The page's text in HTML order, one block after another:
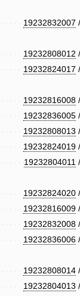
19232832007
19232808012
19232824017
19232816008
19232836005
19232808013
19232824019
19232804011
19232824020
19232816009
19232832008
19232836006
19232808014
19232804013